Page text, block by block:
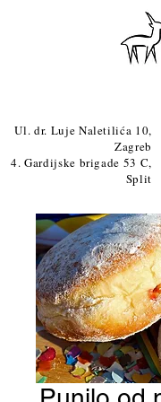
Ul. dr. Luje Naletilića 10,
Zagreb
4. Gardijske brigade 53 C,
Split